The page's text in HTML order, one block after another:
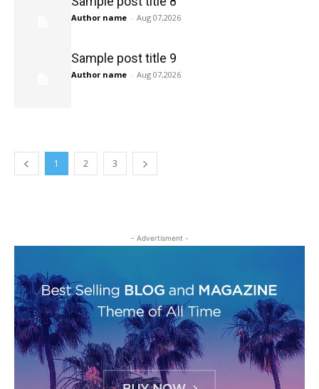
Author name - Aug 07,2026
Sample post title 9
Author name - Aug 07,2026
1 2 3
- Advertisment -